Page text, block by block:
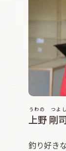
上野 剛
うわの つよし
釣り好き